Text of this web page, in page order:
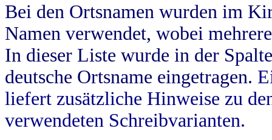
Bei den Ortsnamen wurden im
Namen verwendet, wobei
In dieser Liste wurde in der
deutsche Ortsname eingetragen.
liefert zusätzliche Hinweise zu
verwendeten Schreibvarianten.